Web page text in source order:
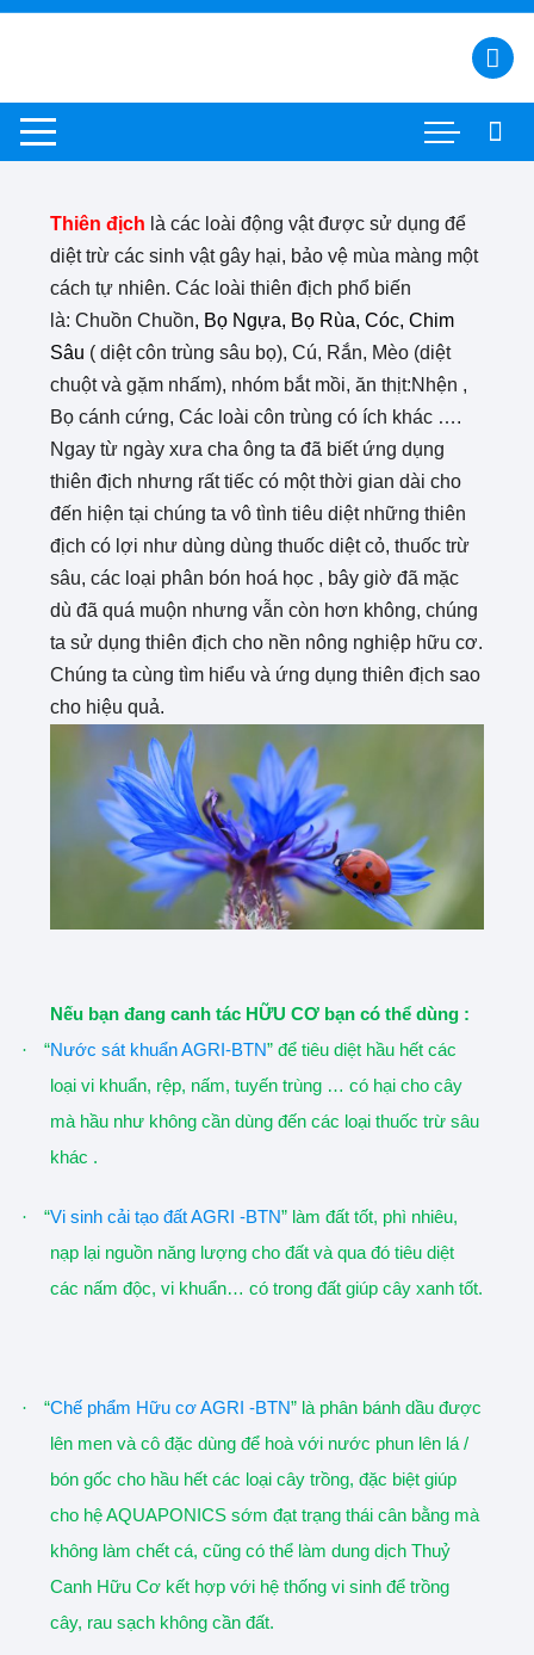
Thiên địch là các loài động vậtđược sử dụng để
diệt trừ các sinh vật gây hại, bảo vệ mùa màng một
cách tự nhiên. Các loài thiên địch phổ biến
là:Chuồn Chuồn, Bọ Ngựa, Bọ Rùa, Cóc, Chim
Sâu ( diệt côn trùng sâu bọ), Cú, Rắn, Mèo (diệt
chuột và gặm nhấm), nhóm bắt mồi, ăn thịt:Nhện ,
Bọ cánh cứng, Các loài côn trùng có ích khác ….
Ngay từ ngày xưa cha ông ta đã biết ứng dụng
thiên địch nhưng rất tiếc có một thời gian dài cho
đến hiện tại chúng ta vô tình tiêu diệt những thiên
địch có lợi như dùng dùng thuốc diệt cỏ, thuốc trừ
sâu, các loại phân bón hoá học , bây giờ đã mặc
dù đã quá muộn nhưng vẫn còn hơn không, chúng
ta sử dụng thiên địch cho nền nông nghiệp hữu cơ.
Chúng ta cùng tìm hiểu và ứng dụng thiên địch sao
cho hiệu quả.
Nếu bạn đang canh tác HỮU CƠ bạn có thể dùng :
· “Nước sát khuẩn AGRI-BTN” để tiêu diệt hầu hết các
loại vi khuẩn, rệp, nấm, tuyến trùng … có hại cho cây
mà hầu như không cần dùng đến các loại thuốc trừ sâu
khác .
· “Vi sinh cải tạo đất AGRI -BTN” làm đất tốt, phì nhiêu,
nạp lại nguồn năng lượng cho đất và qua đó tiêu diệt
các nấm độc, vi khuẩn… có trong đất giúp cây xanh tốt.
· “Chế phẩm Hữu cơ AGRI -BTN” là phân bánh dầu được
lên men và cô đặc dùng để hoà với nước phun lên lá /
bón gốc cho hầu hết các loại cây trồng, đặc biệt giúp
cho hệ AQUAPONICS sớm đạt trạng thái cân bằng mà
không làm chết cá, cũng có thể làm dung dịch Thuỷ
Canh Hữu Cơ kết hợp với hệ thống vi sinh để trồng
cây, rau sạch không cần đất.